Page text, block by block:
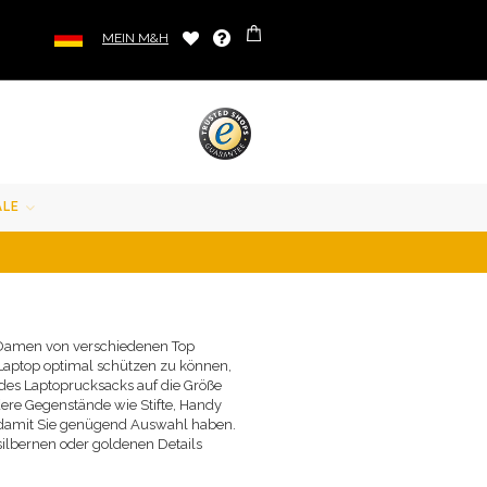
MEIN M&H
von verschiedenen Top
optimal schützen zu können,
Laptoprucksacks auf die Größe
Gegenstände wie Stifte, Handy
Sie genügend Auswahl haben.
oder goldenen Details